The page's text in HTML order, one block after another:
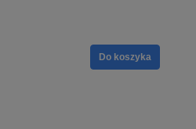
Do koszyka